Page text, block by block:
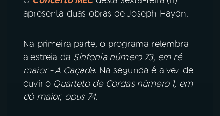
Instagram X
TikTok
apresenta duas obras de Joseph Haydn.
Na primeira parte, o programa relembra
a estreia da Sinfonia número 73, em ré
maior - A Caçada. Na segunda é a vez de
ouvir o Quarteto de Cordas número 1, em
dó maior, opus 74.